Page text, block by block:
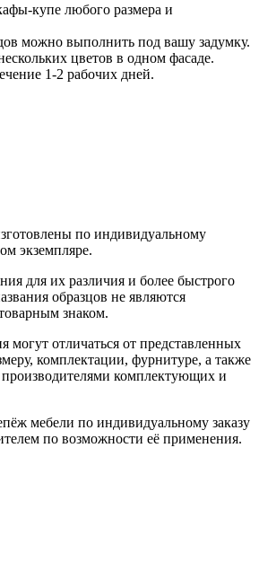
купе любого размера и
можно выполнить под вашу задумку.
цветов в одном фасаде.
1-2 рабочих дней.
по индивидуальному
экземпляре.
для их различия и более быстрого
образцов не являются
знаком.
могут отличаться от представленных
комплектации, фурнитуре, а также
комплектующих и
мебели по индивидуальному заказу
по возможности её применения.